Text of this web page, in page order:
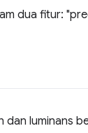
dua fitur:
luminans